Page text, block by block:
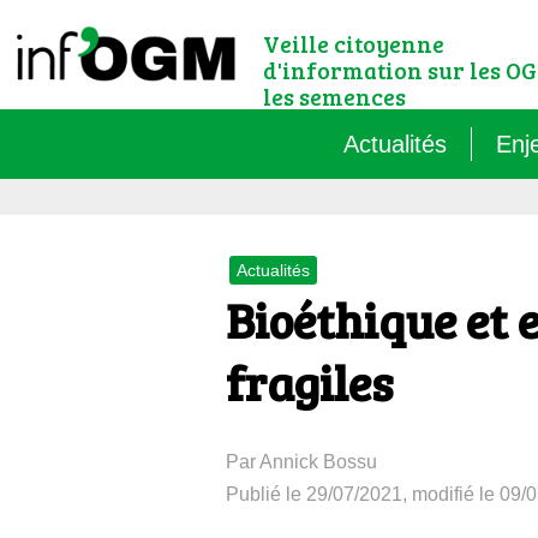
Veille citoyenne
d'information sur les
les semences
Actualités
Le
Actualités
Bioéthique et
fragiles
Par Annick Bossu
Publié le 29/07/2021, modifié le 09/